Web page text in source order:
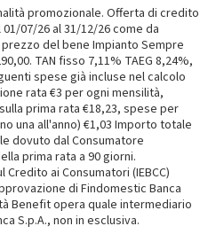
promozionale. Offerta di credito
07/26 al 31/12/26 come da
del bene Impianto Sempre
TAN fisso 7,11% TAEG 8,24%,
spese già incluse nel calcolo
rata €3 per ogni mensilità,
prima rata €18,23, spese per
una all'anno) €1,03 Importo totale
dovuto dal Consumatore
prima rata a 90 giorni.
ai Consumatori (IEBCC)
di Findomestic Banca
Benefit opera quale intermediario
S.p.A., non in esclusiva.